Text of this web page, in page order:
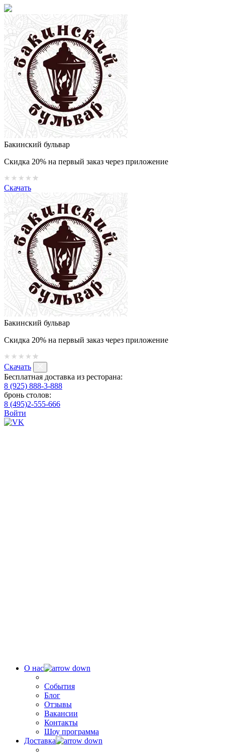
Бакинский бульвар
Скидка 20% на первый заказ через приложение
Скачать
Бакинский бульвар
Скидка 20% на первый заказ через приложение
Скачать
Бесплатная доставка из ресторана:
8 (925) 888-3-888
бронь столов:
8 (495)2-555-666
Войти
О нас
События
Блог
Отзывы
Вакансии
Контакты
Шоу программа
Доставка